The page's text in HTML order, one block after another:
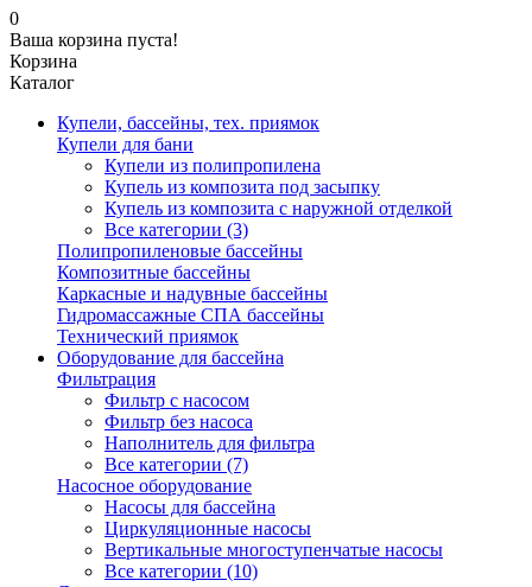
0
Ваша корзина пуста!
Корзина
Каталог
Купели, бассейны, тех. приямок
Купели для бани
Купели из полипропилена
Купель из композита под засыпку
Купель из композита с наружной отделкой
Все категории (3)
Полипропиленовые бассейны
Композитные бассейны
Каркасные и надувные бассейны
Гидромассажные СПА бассейны
Технический приямок
Оборудование для бассейна
Фильтрация
Фильтр с насосом
Фильтр без насоса
Наполнитель для фильтра
Все категории (7)
Насосное оборудование
Насосы для бассейна
Циркуляционные насосы
Вертикальные многоступенчатые насосы
Все категории (10)